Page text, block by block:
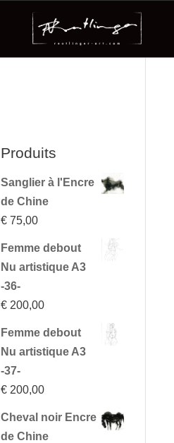
Produits
Sanglier à l'Encre
de Chine
€ 75,00
Femme debout
Nu artistique A3
-36-
€ 200,00
Femme debout
Nu artistique A3
-37-
€ 200,00
Cheval noir Encre
de Chine